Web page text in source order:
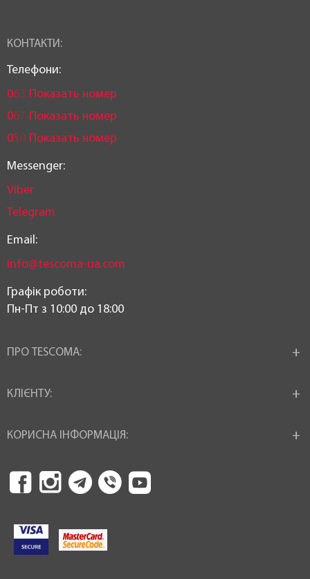
КОНТАКТИ:
Телефони:
063 Показать номер
067 Показать номер
050 Показать номер
Messenger:
Viber
Telegram
Email:
info@tescoma-ua.com
Графік роботи:
Пн-Пт з 10:00 до 18:00
ПРО TESCOMA:
КЛІЄНТУ:
КОРИСНА ІНФОРМАЦІЯ: